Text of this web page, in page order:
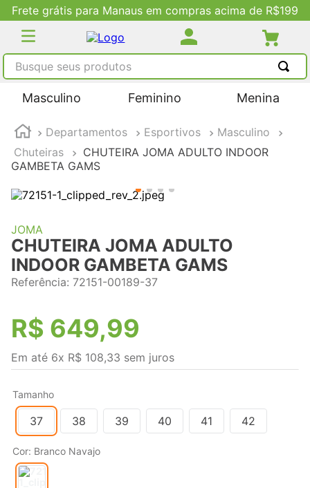
Frete grátis para Manaus em compras acima de R$199
Busque seus produtos
Masculino Feminino Menina
Departamentos Esportivos
Masculino
Chuteiras
CHUTEIRA JOMA ADULTO INDOOR
GAMBETA GAMS
JOMA
CHUTEIRA JOMA ADULTO
INDOOR GAMBETA GAMS
Referência: 72151-00189-37
R$ 649,99
Em até 6x R$ 108,33 sem juros
Tamanho
37 38 39 40 41 42
Cor: Branco Navajo
TERMOS MAIS BUSCADOS
2
tenis feminino
3º
kenner